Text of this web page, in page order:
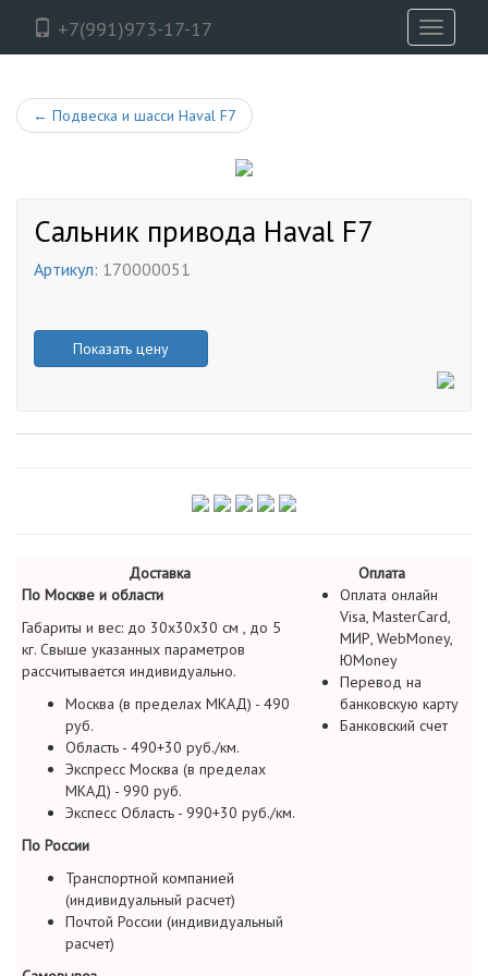
+7(991)973-17-17
Toggle
← Подвеска и шасси Haval F7
Сальник привода Haval F7
Артикул: 170000051
Показать цену
Доставка
Оплата
По Москве и области
Габариты и вес: до 30х30х30 см , до 5
кг. Свыше указанных параметров
рассчитывается индивидуально.
Москва (в пределах МКАД) - 490
руб.
Область - 490+30 руб./км.
Экспресс Москва (в пределах
МКАД) - 990 руб.
Экспесс Область - 990+30 руб./км.
По России
Транспортной компанией
(индивидуальный расчет)
Почтой России (индивидуальный
расчет)
Оплата онлайн
Visa, MasterCard,
МИР, WebMoney,
ЮMoney
Перевод на
банковскую карту
Банковский счет